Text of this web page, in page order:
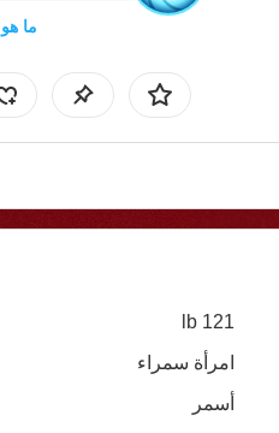
ما هو Fan Boost؟
121 lb
امرأة سمراء
أسمر